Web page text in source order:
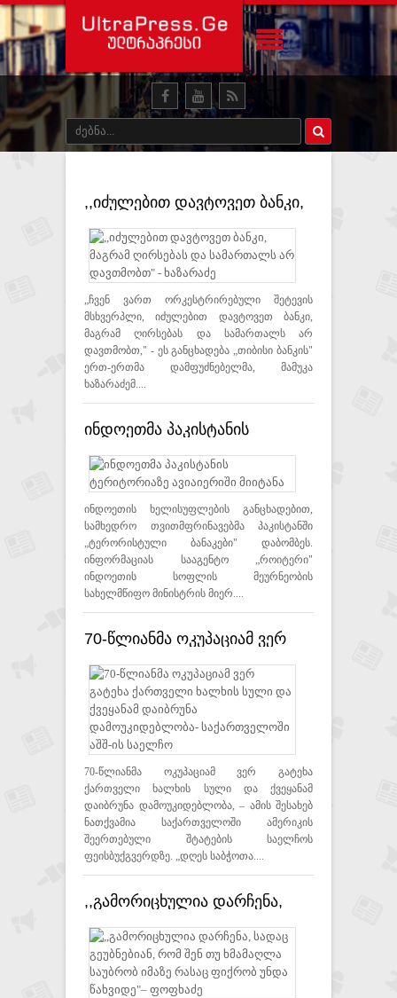
,,იძულებით დავტოვეთ ბანკი,
მაგრამ ღირსებას და
სამართალს არ დავთმობთ" -
ხაზარაძე
„ჩვენ ვართ ორკესტრირებული შეტევის
მსხვერპლი, იძულებით დავტოვეთ ბანკი,
მაგრამ ღირსებას და სამართალს არ
დავთმობთ," - ეს განცხადება „თიბისი ბანკის"
ერთ-ერთმა დამფუძნებელმა, მამუკა
ხაზარაძემ....
ინდოეთმა პაკისტანის
ტერიტორიაზე ავიაიერიში
მიიტანა
ინდოეთის ხელისუფლების განცხადებით,
სამხედრო თვითმფრინავებმა პაკისტანში
„ტერორისტული ბანაკები" დაბომბეს.
ინფორმაციას სააგენტო „როიტერი"
ინდოეთის სოფლის მეურნეობის
სახელმწიფო მინისტრის მიერ....
70-წლიანმა ოკუპაციამ ვერ
გატეხა ქართველი ხალხის
სული და ქვეყანამ დაიბრუნა
დამოუკიდებლობა-
საქართველოში აშშ-ის
საელჩო
70-წლიანმა ოკუპაციამ ვერ გატეხა
ქართველი ხალხის სული და ქვეყანამ
დაიბრუნა დამოუკიდებლობა, – ამის შესახებ
ნათქვამია საქართველოში ამერიკის
შეერთებული შტატების საელჩოს
ფეისბუქგვერდზე. „დღეს საბჭოთა....
,,გამორიცხულია დარჩენა,
სადაც გეუბნებიან, რომ შენ თუ
ხმამაღლა საუბრობ იმაზე
რასაც ფიქრობ უნდა